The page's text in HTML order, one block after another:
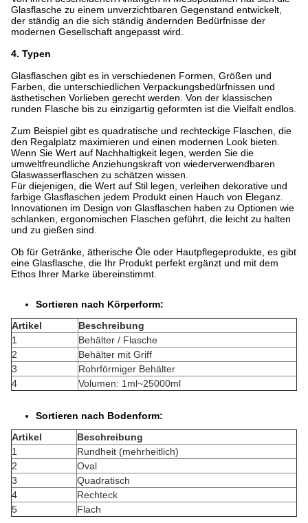
Glasflasche zu einem unverzichtbaren Gegenstand entwickelt,
der ständig an die sich ständig ändernden Bedürfnisse der
modernen Gesellschaft angepasst wird.
4. Typen
Glasflaschen gibt es in verschiedenen Formen, Größen und
Farben, die unterschiedlichen Verpackungsbedürfnissen und
ästhetischen Vorlieben gerecht werden. Von der klassischen
runden Flasche bis zu einzigartig geformten ist die Vielfalt endlos.
Zum Beispiel gibt es quadratische und rechteckige Flaschen, die
den Regalplatz maximieren und einen modernen Look bieten.
Wenn Sie Wert auf Nachhaltigkeit legen, werden Sie die
umweltfreundliche Anziehungskraft von wiederverwendbaren
Glaswasserflaschen zu schätzen wissen.
Für diejenigen, die Wert auf Stil legen, verleihen dekorative und
farbige Glasflaschen jedem Produkt einen Hauch von Eleganz.
Innovationen im Design von Glasflaschen haben zu Optionen wie
schlanken, ergonomischen Flaschen geführt, die leicht zu halten
und zu gießen sind.
Ob für Getränke, ätherische Öle oder Hautpflegeprodukte, es gibt
eine Glasflasche, die Ihr Produkt perfekt ergänzt und mit dem
Ethos Ihrer Marke übereinstimmt.
Sortieren nach Körperform:
Artikel
Beschreibung
1
Behälter / Flasche
2
Behälter mit Griff
3
Rohrförmiger Behälter
4
Volumen: 1ml~25000ml
Sortieren nach Bodenform:
Artikel
Beschreibung
1
Rundheit (mehrheitlich)
2
Oval
3
Quadratisch
4
Rechteck
5
Flach